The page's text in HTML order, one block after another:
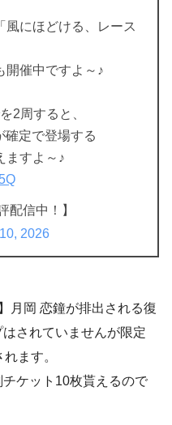
風にほどける、レース
開催中ですよ～♪
2周すると、
定で登場する
ますよ～♪
信中！】
2026
岡 恋鐘が排出される復
されていませんが限定
ます。
ケット10枚貰えるので